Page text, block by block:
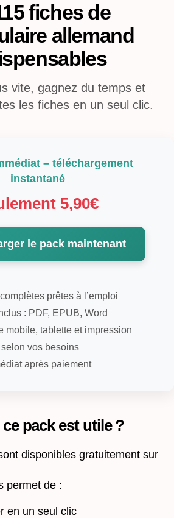
fiches de
allemand
vite, gagnez du temps et
les fiches en un seul clic.
– téléchargement
instantané
5,90€
le pack maintenant
prêtes à l’emploi
: PDF, EPUB, Word
mobile, tablette et impression
vos besoins
après paiement
pack est utile ?
disponibles gratuitement sur
permet de :
en un seul clic